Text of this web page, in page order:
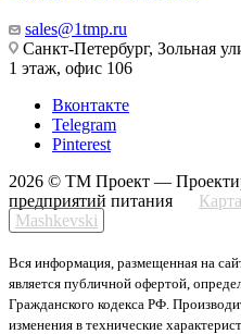
sales@1tmp.ru
Санкт-Петербург, Зольная
1 этаж, офис 106
Вконтакте
Telegram
Pinterest
2026 © ТМ Проект —
предприятий питания
Mashkevski
Вся информация, размещенная на
является публичной офертой,
Гражданского кодекса РФ.
изменения в технические